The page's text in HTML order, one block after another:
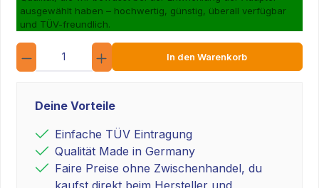
ausgewählt haben – hochwertig, günstig, überall verfügbar
und TÜV-freundlich.
Anzahl
In den Warenkorb
Deine Vorteile
Einfache TÜV Eintragung
Qualität Made in Germany
Faire Preise ohne Zwischenhandel, du
kaufst direkt beim Hersteller und